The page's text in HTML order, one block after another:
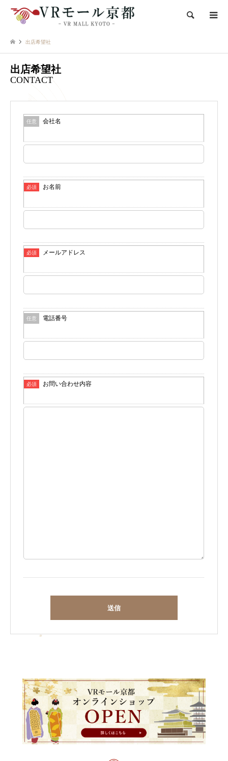
検索
出店希望社
出店希望社
CONTACT
任意 会社名
必須 お名前
必須 メールアドレス
任意 電話番号
必須 お問い合わせ内容